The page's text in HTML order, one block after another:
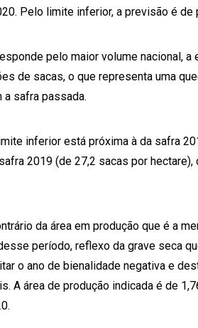
Pelo limite inferior, a previsão é
pelo maior volume nacional,
de sacas, o que representa uma
a safra passada.
inferior está próxima à da safra
2019 (de 27,2 sacas por
da área em produção que é a
período, reflexo da grave seca
o ano de bienalidade negativa e
A área de produção indicada é de